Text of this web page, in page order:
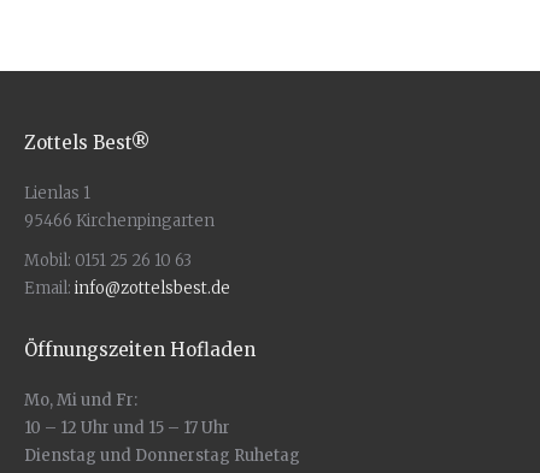
Zottels Best®
Lienlas 1
95466 Kirchenpingarten
Mobil: 0151 25 26 10 63
Email: info@zottelsbest.de
Öffnungszeiten Hofladen
Mo, Mi und Fr:
10 – 12 Uhr und 15 – 17 Uhr
Dienstag und Donnerstag Ruhetag